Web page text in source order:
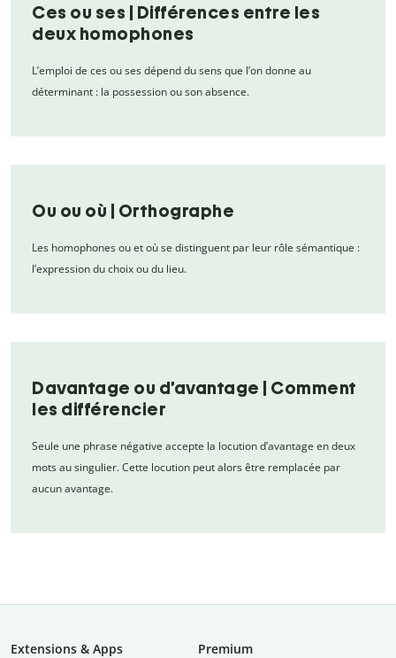
Ces ou ses | Différences entre les
deux homophones
L’emploi de ces ou ses dépend du sens que l’on donne au
déterminant : la possession ou son absence.
Ou ou où | Orthographe
Les homophones ou et où se distinguent par leur rôle sémantique :
l’expression du choix ou du lieu.
Davantage ou d’avantage | Comment
les différencier
Seule une phrase négative accepte la locution d’avantage en deux
mots au singulier. Cette locution peut alors être remplacée par
aucun avantage.
Extensions & Apps
Premium